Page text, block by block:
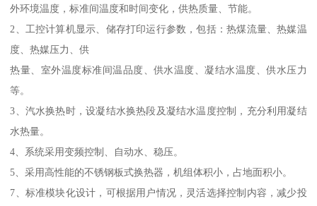
外环境温度，标准间温度和时间变化，供热质量、节能。
2、工控计算机显示、储存打印运行参数，包括：热煤流量、热媒温
度、热媒压力、供
热量、室外温度标准间温品度、供水温度、凝结水温度、供水压力
等。
3、汽水换热时，设凝结水换热段及凝结水温度控制，充分利用凝结
水热量。
4、系统采用变频控制、自动水、稳压。
5、采用高性能的不锈钢板式换热器，机组体积小，占地面积小。
7、标准模块化设计，可根据用户情况，灵活选择控制内容，减少投